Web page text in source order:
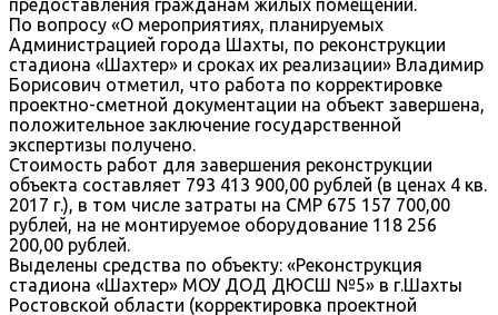
предоставления гражданам жилых помещений.
По вопросу «О мероприятиях, планируемых
Администрацией города Шахты, по реконструкции
стадиона «Шахтер» и сроках их реализации» Владимир
Борисович отметил, что работа по корректировке
проектно-сметной документации на объект завершена,
положительное заключение государственной
экспертизы получено.
Стоимость работ для завершения реконструкции
объекта составляет 793 413 900,00 рублей (в ценах 4 кв.
2017 г.), в том числе затраты на СМР 675 157 700,00
рублей, на не монтируемое оборудование 118 256
200,00 рублей.
Выделены средства по объекту: «Реконструкция
стадиона «Шахтер» МОУ ДОД ДЮСШ №5» в г.Шахты
Ростовской области (корректировка проектной